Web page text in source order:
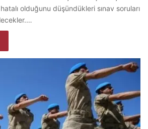
olduğunu düşündükleri sınav soruları